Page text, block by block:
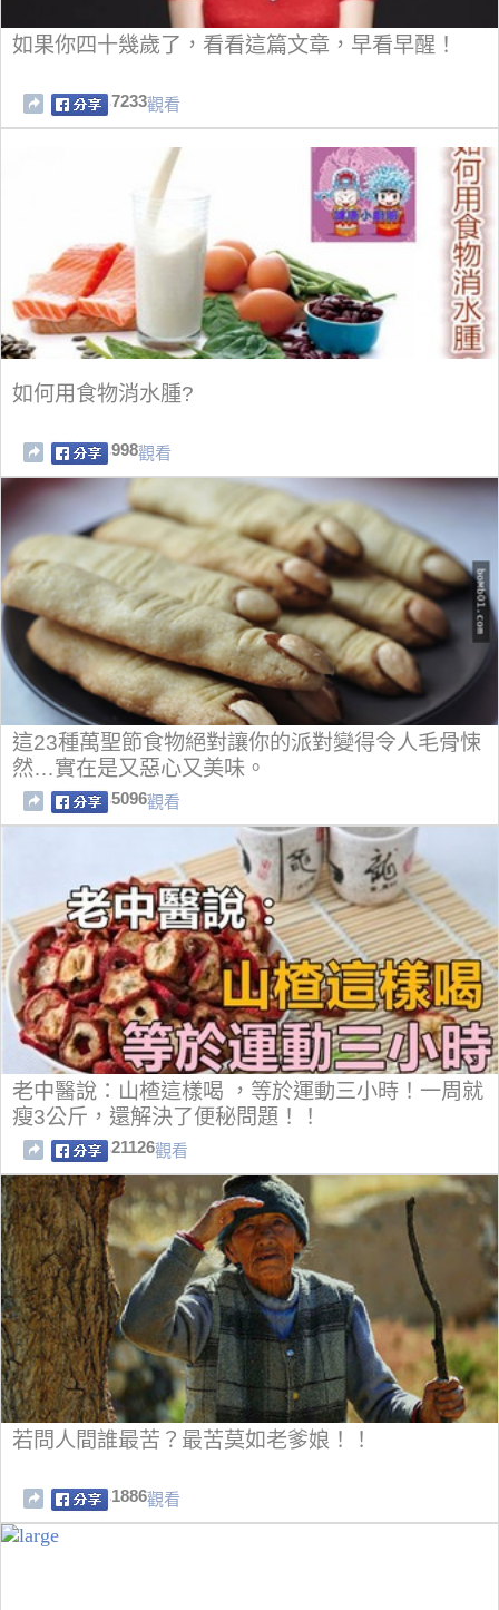
如果你四十幾歲了，看看這篇文章，早看早醒！
7233觀看
如何用食物消水腫?
998觀看
這23種萬聖節食物絕對讓你的派對變得令人毛骨悚
然…實在是又惡心又美味。
5096觀看
老中醫說：山楂這樣喝 ，等於運動三小時！一周就
瘦3公斤，還解決了便秘問題！！
21126觀看
若問人間誰最苦？最苦莫如老爹娘！！
1886觀看